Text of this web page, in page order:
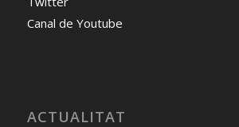
Canal de Youtube
ACTUALITAT